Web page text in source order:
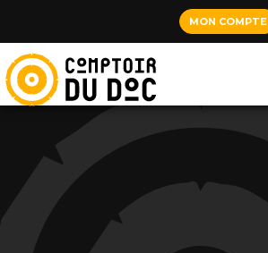
MON COMPTE
Cookies management panel